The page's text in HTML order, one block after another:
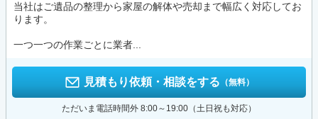
当社はご遺品の整理から家屋の解体や売却まで幅広く対応してお
ります。
一つ一つの作業ごとに業者...
見積もり依頼・相談をする （無料）
ただいま電話時間外 8:00～19:00（土日祝も対応）